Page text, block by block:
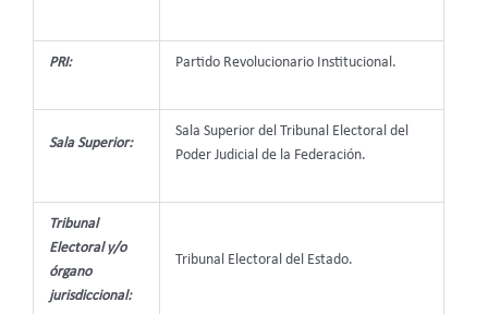
PRI: Partido Revolucionario Institucional.
Sala Superior:
Sala Superior del Tribunal Electoral del
Poder Judicial de la Federación.
Tribunal
Electoral y/o
órgano
jurisdiccional:
Tribunal Electoral del Estado.